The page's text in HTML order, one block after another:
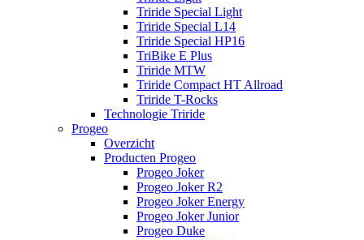
Triride Special Light
Triride Special L14
Triride Special HP16
TriBike E Plus
Triride MTW
Triride Compact HT Allroad
Triride T-Rocks
Technologie Triride
Progeo
Overzicht
Producten Progeo
Progeo Joker
Progeo Joker R2
Progeo Joker Energy
Progeo Joker Junior
Progeo Duke